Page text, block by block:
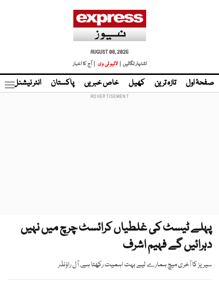
AUGUST 08, 2026
اشتہار لگائیں |
لائیو ٹی وی | آج کا اخبار
صفحۂ اول تازہ ترین کھیل خاص خبریں پاکستان انٹر نیشنل
پہلے ٹیسٹ کی غلطیاں کرائسٹ چرچ میں نہیں
دہرائیں گے فہیم اشرف
سیریز کا آخری میچ ہمارے لیے بہت اہمیت رکھتا ہے، آل راؤنڈر